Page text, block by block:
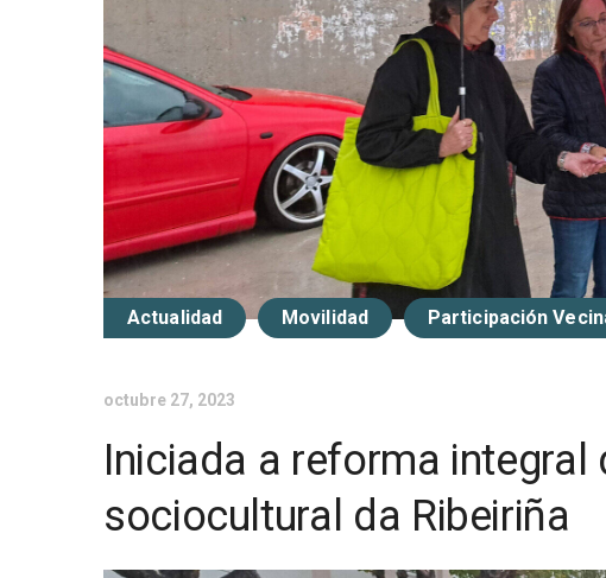
Actualidad Movilidad Participación
octubre 27, 2023
Iniciada a reforma
sociocultural da Ribeiriña